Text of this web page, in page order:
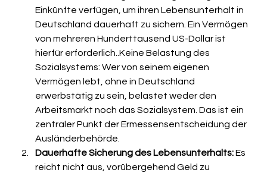
Einkünfte verfügen, um ihren Lebensunterhalt in
Deutschland dauerhaft zu sichern. Ein Vermögen
von mehreren Hunderttausend US-Dollar ist
hierfür erforderlich..Keine Belastung des
Sozialsystems: Wer von seinem eigenen
Vermögen lebt, ohne in Deutschland
erwerbstätig zu sein, belastet weder den
Arbeitsmarkt noch das Sozialsystem. Das ist ein
zentraler Punkt der Ermessensentscheidung der
Ausländerbehörde.
Dauerhafte Sicherung des Lebensunterhalts: Es
reicht nicht aus, vorübergehend Geld zu